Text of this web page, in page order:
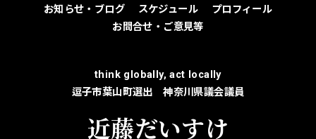
お知らせ・ブログ スケジュール
プロフィール
お問合せ・ご意見等
think globally, act locally
逗子市葉山町選出 神奈川県議会議員
近藤だいすけ